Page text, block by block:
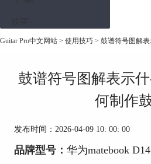
Guitar Pro中文网站 > 使用技巧 > 鼓谱符号图解
鼓谱符号图解表示
何制作
发布时间：2026-04-09 10: 00: 00
品牌型号： 华为matebook D14